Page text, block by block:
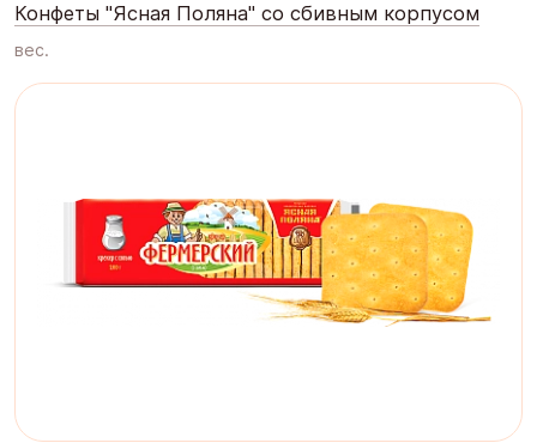
Конфеты "Ясная Поляна" со сбивным корпусом
вес.